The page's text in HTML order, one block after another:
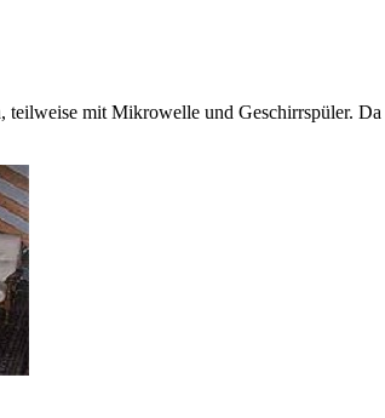
mit Mikrowelle und Geschirrspüler.